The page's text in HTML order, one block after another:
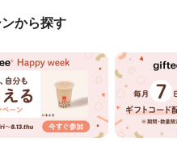
から探す